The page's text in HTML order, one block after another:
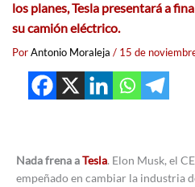
los planes, Tesla presentará a
su camión eléctrico.
PorAntonio Moraleja / 15 de
Nada frena aTesla. Elon Musk, el
empeñado en cambiar la industria